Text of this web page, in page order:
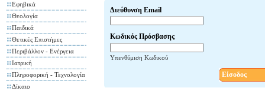
Εφηβικά
Θεολογία
Παιδικά
Θετικές Επιστήμες
Περιβάλλον - Ενέργεια
Ιατρική
Πληροφορική - Τεχνολογία
Δίκαιο
Διεύθυνση Email
Κωδικός Πρόσβασης
Υπενθύμιση Κωδικού
Είσοδος